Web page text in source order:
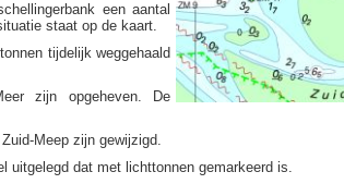
een aantal
staat op de kaart.
tijdelijk weggehaald
zijn opgeheven. De
Meep zijn gewijzigd.
uitgelegd dat met lichttonnen gemarkeerd is.